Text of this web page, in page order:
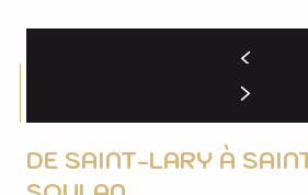
DE SAINT-LARY À